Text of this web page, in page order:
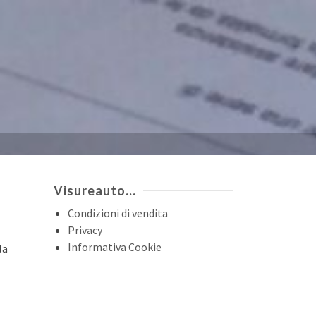
Visureauto…
Condizioni di vendita
Privacy
Informativa Cookie